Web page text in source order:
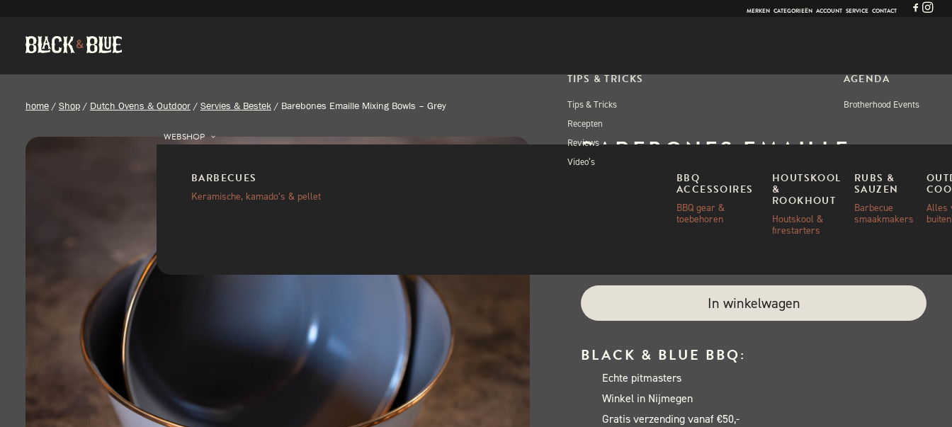
MERKEN CATEGORIEËN ACCOUNT SERVICE CONTACT
WEBSHOP
BARBECUES
Keramische, kamado’s & pellet
BBQ
ACCESSOIRES
BBQ gear &
toebehoren
HOUTSKOOL
&
ROOKHOUT
Houtskool &
firestarters
RUBS &
SAUZEN
Barbecue
smaakmakers
Alles
TIPS & TRICKS
Tips & Tricks
Recepten
Reviews
Video’s
AGENDA
Brotherhood Events
home / Shop / Dutch Ovens & Outdoor / Servies & Bestek / Barebones Emaille Mixing Bowls – Grey
BAREBONES EMAILLE
MIXING BOWLS – GREY
In winkelwagen
Alternative:
BLACK & BLUE BBQ:
Echte pitmasters
Winkel in Nijmegen
Gratis verzending vanaf €50,-